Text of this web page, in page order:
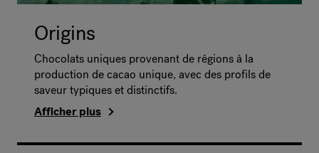
Origins
Chocolats uniques provenant de régions à la
production de cacao unique, avec des profils de
saveur typiques et distinctifs.
Afficher plus